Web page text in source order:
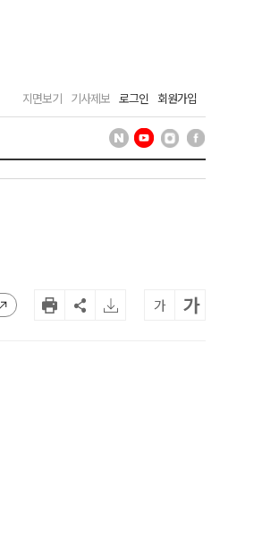
지면보기 기사제보 로그인 회원가입
가 가